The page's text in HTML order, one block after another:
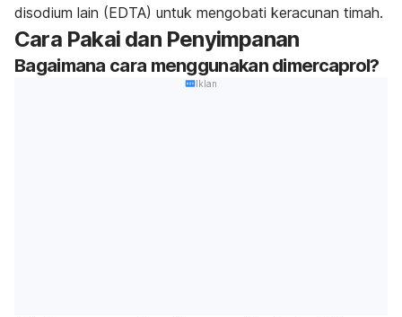
disodium lain (EDTA) untuk mengobati keracunan timah.
Cara Pakai dan Penyimpanan
Bagaimana cara menggunakan dimercaprol?
Iklan